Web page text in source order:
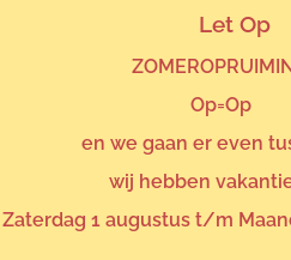
Let Op
Op=Op
en we gaan er even
wij hebben
Zaterdag 1 augustus t/m